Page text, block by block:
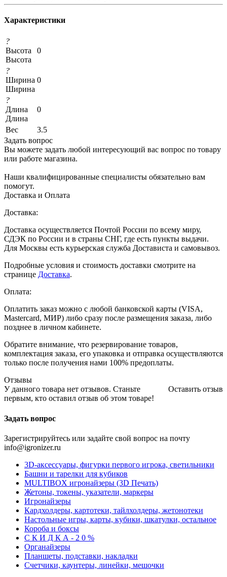
Характеристики
?
Высота
Высота
0
?
Ширина
Ширина
0
?
Длина
Длина
0
Вес
3.5
Задать вопрос
Вы можете задать любой интересующий вас вопрос по товару
или работе магазина.
Наши квалифицированные специалисты обязательно вам
помогут.
Доставка и Оплата
Доставка:
Доставка осуществляется Почтой России по всему миру,
СДЭК по России и в страны СНГ, где есть пункты выдачи.
Для Москвы есть курьерская служба Достависта и самовывоз.
Подробные условия и стоимость доставки смотрите на
странице Доставка.
Оплата:
Оплатить заказ можно с любой банковской карты (VISA,
Mastercard, МИР) либо сразу после размещения заказа, либо
позднее в личном кабинете.
Обратите внимание, что резервирование товаров,
комплектация заказа, его упаковка и отправка осуществляются
только после получения нами 100% предоплаты.
Отзывы
Оставить отзыв
У данного товара нет отзывов. Станьте
первым, кто оставил отзыв об этом товаре!
Задать вопрос
Зарегистрируйтесь или задайте свой вопрос на почту
info@igronizer.ru
3D-аксессуары, фигурки первого игрока, светильники
Башни и тарелки для кубиков
MULTIBOX игронайзеры (3D Печать)
Жетоны, токены, указатели, маркеры
Игронайзеры
Кардхолдеры, картотеки, тайлхолдеры, жетонотеки
Настольные игры, карты, кубики, шкатулки, остальное
Короба и боксы
С К И Д К А - 2 0 %
Органайзеры
Планшеты, подставки, накладки
Счетчики, каунтеры, линейки, мешочки